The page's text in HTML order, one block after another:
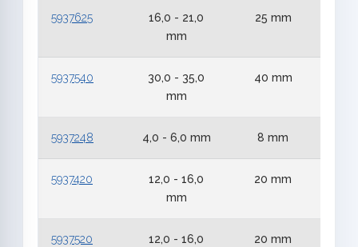
5937625
16,0 - 21,0
mm
25 mm
5937540
30,0 - 35,0
mm
40 mm
5937248 4,0 - 6,0 mm 8 mm
5937420
12,0 - 16,0
mm
20 mm
5937520
12,0 - 16,0
20 mm